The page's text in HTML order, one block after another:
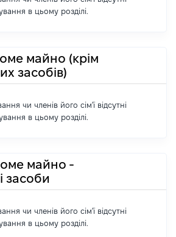
в цьому розділі.
майно (крім
засобів)
чи членів його сім'ї відсутні
в цьому розділі.
майно -
засоби
чи членів його сім'ї відсутні
в цьому розділі.